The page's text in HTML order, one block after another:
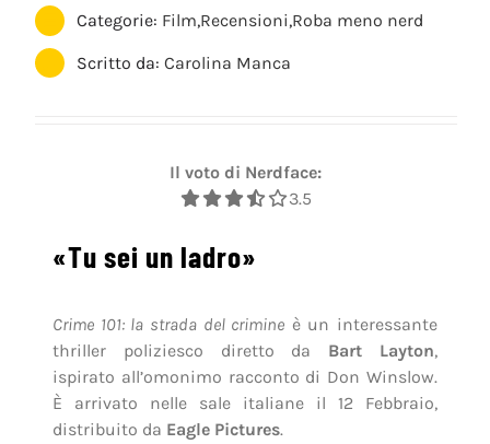
Categorie: Film,Recensioni,Roba meno nerd
Scritto da:Carolina Manca
Il voto di Nerdface:
3.5
«Tu sei un ladro»
Crime 101: la strada del crimine è un interessante
thriller poliziesco diretto da Bart Layton,
ispirato all’omonimo racconto di Don Winslow.
È arrivato nelle sale italiane il 12 Febbraio,
distribuito da Eagle Pictures.